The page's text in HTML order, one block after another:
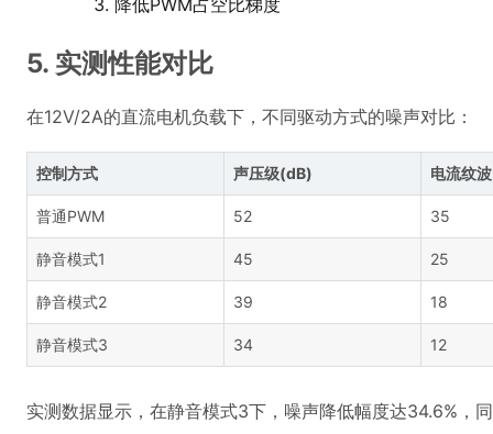
降低PWM占空比梯度
5. 实测性能对比
在12V/2A的直流电机负载下，不同驱动方式的噪声对比：
控制方式 声压级(dB) 电流纹
普通PWM 52 35
静音模式1 45 25
静音模式2 39 18
静音模式3 34 12
实测数据显示，在静音模式3下，噪声降低幅度达34.6%，